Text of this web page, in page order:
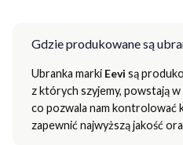
Gdzie produkowane są
Ubranka marki Eevi są
z których szyjemy, powstają w
co pozwala nam kontrolować
zapewnić najwyższą jakość